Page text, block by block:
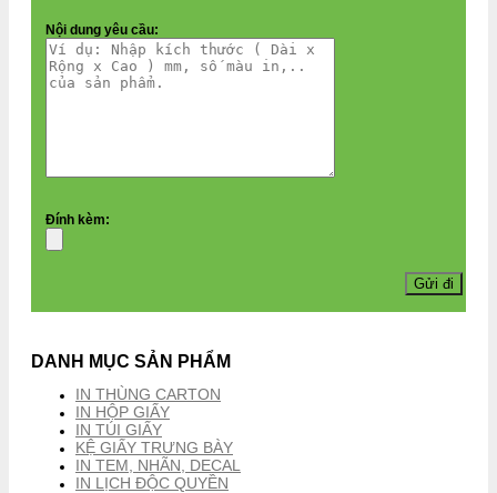
Nội dung yêu cầu:
Đính kèm:
DANH MỤC SẢN PHẨM
IN THÙNG CARTON
IN HỘP GIẤY
IN TÚI GIẤY
KỆ GIẤY TRƯNG BÀY
IN TEM, NHÃN, DECAL
IN LỊCH ĐỘC QUYỀN